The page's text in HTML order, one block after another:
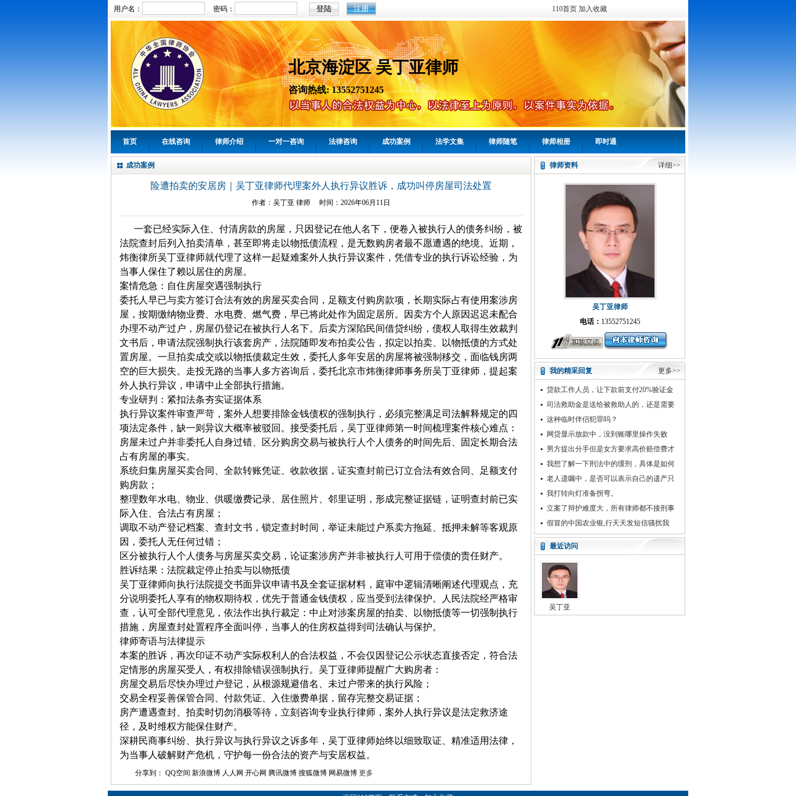
用户名： 密码： 注册 110首页 加入收藏
北京海淀区 吴丁亚律师
咨询热线: 13552751245
首页 在线咨询 律师介绍 一对一咨询 法律咨询 成功案例 法学文集 律师随笔 律师相册 即时通
成功案例
险遭拍卖的安居房｜吴丁亚律师代理案外人执行异议胜诉，成功叫停房屋司法处置
作者： 吴丁亚 律师 时间： 2026年06月11日
一套已经实际入住、付清房款的房屋，只因登记在他人名下，便卷入被执行人的债务纠纷，被
法院查封后列入拍卖清单，甚至即将走以物抵债流程，是无数购房者最不愿遭遇的绝境。近期，
炜衡律所吴丁亚律师就代理了这样一起疑难案外人执行异议案件，凭借专业的执行诉讼经验，为
当事人保住了赖以居住的房屋。
案情危急：自住房屋突遇强制执行
委托人早已与卖方签订合法有效的房屋买卖合同，足额支付购房款项，长期实际占有使用案涉房
屋，按期缴纳物业费、水电费、燃气费，早已将此处作为固定居所。因卖方个人原因迟迟未配合
办理不动产过户，房屋仍登记在被执行人名下。后卖方深陷民间借贷纠纷，债权人取得生效裁判
文书后，申请法院强制执行该套房产，法院随即发布拍卖公告，拟定以拍卖、以物抵债的方式处
置房屋。一旦拍卖成交或以物抵债裁定生效，委托人多年安居的房屋将被强制移交，面临钱房两
空的巨大损失。走投无路的当事人多方咨询后，委托北京市炜衡律师事务所吴丁亚律师，提起案
外人执行异议，申请中止全部执行措施。
专业研判：紧扣法条夯实证据体系
执行异议案件审查严苛，案外人想要排除金钱债权的强制执行，必须完整满足司法解释规定的四
项法定条件，缺一则异议大概率被驳回。接受委托后，吴丁亚律师第一时间梳理案件核心难点：
房屋未过户并非委托人自身过错、区分购房交易与被执行人个人债务的时间先后、固定长期合法
占有房屋的事实。
系统归集房屋买卖合同、全款转账凭证、收款收据，证实查封前已订立合法有效合同、足额支付
购房款；
整理数年水电、物业、供暖缴费记录、居住照片、邻里证明，形成完整证据链，证明查封前已实
际入住、合法占有房屋；
调取不动产登记档案、查封文书，锁定查封时间，举证未能过户系卖方拖延、抵押未解等客观原
因，委托人无任何过错；
区分被执行人个人债务与房屋买卖交易，论证案涉房产并非被执行人可用于偿债的责任财产。
胜诉结果：法院裁定停止拍卖与以物抵债
吴丁亚律师向执行法院提交书面异议申请书及全套证据材料，庭审中逻辑清晰阐述代理观点，充
分说明委托人享有的物权期待权，优先于普通金钱债权，应当受到法律保护。人民法院经严格审
查，认可全部代理意见，依法作出执行裁定：中止对涉案房屋的拍卖、以物抵债等一切强制执行
措施，房屋查封处置程序全面叫停，当事人的住房权益得到司法确认与保护。
律师寄语与法律提示
本案的胜诉，再次印证不动产实际权利人的合法权益，不会仅因登记公示状态直接否定，符合法
定情形的房屋买受人，有权排除错误强制执行。吴丁亚律师提醒广大购房者：
房屋交易后尽快办理过户登记，从根源规避借名、未过户带来的执行风险；
交易全程妥善保管合同、付款凭证、入住缴费单据，留存完整交易证据；
房产遭遇查封、拍卖时切勿消极等待，立刻咨询专业执行律师，案外人执行异议是法定救济途
径，及时维权方能保住财产。
深耕民商事纠纷、执行异议与执行异议之诉多年，吴丁亚律师始终以细致取证、精准适用法律，
为当事人破解财产危机，守护每一份合法的资产与安居权益。
分享到： QQ空间 新浪微博 人人网 开心网 腾讯微博 搜狐微博 网易微博 更多
律师资料 详细>>
吴丁亚律师
电话： 13552751245
我的精采回复 更多>>
贷款工作人员，让下款前支付20%验证金
司法救助金是送给被救助人的，还是需要
被救助人将来返还的呢？
这种临时伴侣犯罪吗？
网贷显示放款中，没到账哪里操作失败
男方提出分手但是女方要求高价赔偿费才
同意打胎
我想了解一下刑法中的缓刑，具体是如何
执行的？
老人遗嘱中，是否可以表示自己的遗产只
留给儿子，而不属于儿子和儿媳妇的共同财
产呢？
我打转向灯准备拐弯。
立案了辩护难度大，所有律师都不接刑事
案假冒的中国农业银,行天天发短信骚扰我
最近访问
吴丁亚